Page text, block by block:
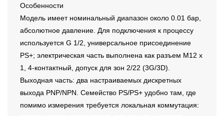
Особенности
Модель имеет номинальный диапазон около 0.01 бар,
абсолютное давление. Для подключения к процессу
используется G 1/2, универсальное присоединение
PS+; электрическая часть выполнена как разъем M12 x
1, 4-контактный, допуск для зон 2/22 (3G/3D).
Выходная часть: два настраиваемых дискретных
выхода PNP/NPN. Семейство PS/PS+ удобно там, где
помимо измерения требуется локальная коммутация: